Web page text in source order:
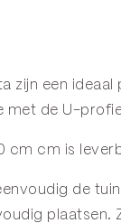
zijn een
met de U-
cm is
de